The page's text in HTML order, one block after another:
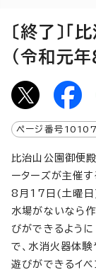
〔終了〕
（令和元
ページ番号
比治山公園御便
ーターズが主催
8月17日(土曜日)
水場がないなら
びができるよう
で、水消火器体
遊びができるイベ